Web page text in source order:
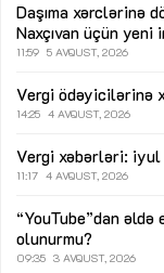
Daşıma xərclərinə
Naxçıvan üçün yeni
11:59 5 AVQUST, 2026
Vergi ödəyicilərinə
14:25 4 AVQUST, 2026
Vergi xəbərləri: iyul
11:17 4 AVQUST, 2026
“YouTube”dan
olunurmu?
09:35 3 AVQUST, 2026